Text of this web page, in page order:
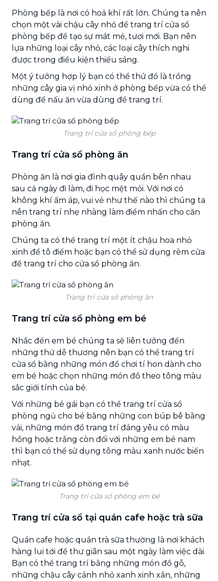
Phòng bếp là nơi có hoả khí rất lớn. Chúng ta nên
chọn một vài chậu cây nhỏ để trang trí cửa sổ
phòng bếp để tạo sự mát mẻ, tươi mới. Bạn nên
lựa những loại cây nhỏ, các loại cây thích nghi
được trong điều kiện thiếu sáng.
Một ý tưởng hợp lý bạn có thể thử đó là trồng
những cây gia vị nhỏ xinh ở phòng bếp vừa có thể
dùng để nấu ăn vừa dùng để trang trí.
Trang trí cửa sổ phòng bếp
Trang trí cửa sổ phòng ăn
Phòng ăn là nơi gia đình quây quần bên nhau
sau cả ngày đi làm, đi học mệt mỏi. Với nơi có
không khí ấm áp, vui vẻ như thế nào thì chúng ta
nên trang trí nhẹ nhàng làm điểm nhấn cho căn
phòng ăn.
Chúng ta có thể trang trí một ít chậu hoa nhỏ
xinh để tô điểm hoặc bạn có thể sử dụng rèm cửa
để trang trí cho cửa sổ phòng ăn.
Trang trí cửa sổ phòng ăn
Trang trí cửa sổ phòng em bé
Nhắc đến em bé chúng ta sẽ liên tưởng đến
những thứ dễ thương nên bạn có thể trang trí
cửa sổ bằng những món đồ chơi tí hon dành cho
em bé hoặc chọn những món đồ theo tông màu
sắc giới tính của bé.
Với những bé gái bạn có thể trang trí cửa sổ
phòng ngủ cho bé bằng những con búp bê bằng
vải, những món đồ trang trí đáng yêu có màu
hồng hoặc trắng còn đối với những em bé nam
thì bạn có thể sử dụng tông màu xanh nước biển
nhạt.
Trang trí cửa sổ phòng em bé
Trang trí cửa sổ tại quán cafe hoặc trà sữa
Quán cafe hoặc quán trà sữa thường là nơi khách
hàng lui tới để thư giãn sau một ngày làm việc dài.
Bạn có thể trang trí bằng những món đồ gỗ,
những chậu cây cảnh nhỏ xanh xinh xắn, những